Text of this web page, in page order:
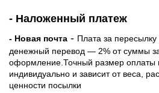
- Наложенный платеж
- Новая почта - Плата за
денежный перевод — 2% от суммы
оформление.Точный размер оплаты
индивидуально и зависит от веса,
ценности посылки